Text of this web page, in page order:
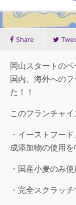
Share
岡山スタートの
国内、海外への
た！！
このフランチャイ
・イーストフー
成添加物の使用
・国産小麦のみ使
・完全スクラッ